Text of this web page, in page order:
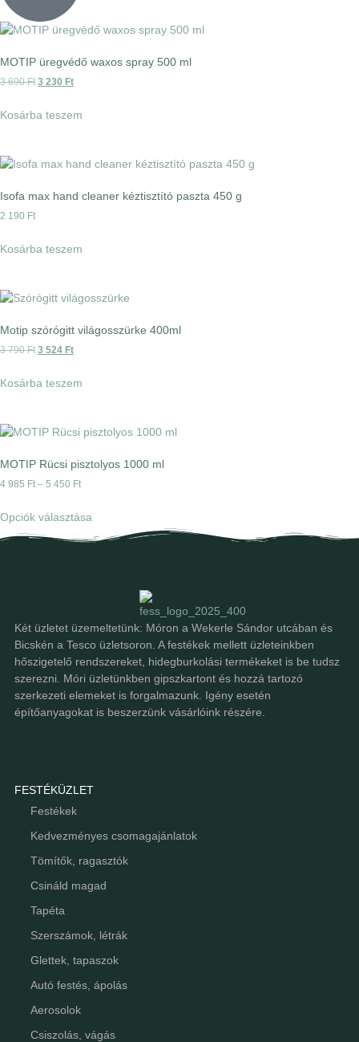
MOTIP üregvédő waxos spray 500 ml
3 690Ft 3 230 Ft
Kosárba teszem
Isofa max hand cleaner kéztisztító paszta 450 g
2 190 Ft
Kosárba teszem
Motip szórógitt világosszürke 400ml
3 790Ft 3 524 Ft
Kosárba teszem
MOTIP Rücsi pisztolyos 1000 ml
4 985 Ft – 5 450 Ft
Opciók választása
Két üzletet üzemeltetünk: Móron a Wekerle Sándor utcában és
Bicskén a Tesco üzletsoron. A festékek mellett üzleteinkben
hőszigetelő rendszereket, hidegburkolási termékeket is be tudsz
szerezni. Móri üzletünkben gipszkartont és hozzá tartozó
szerkezeti elemeket is forgalmazunk. Igény esetén
építőanyagokat is beszerzünk vásárlóink részére.
FESTÉKÜZLET
Festékek
Kedvezményes csomagajánlatok
Tömítők, ragasztók
Csináld magad
Tapéta
Szerszámok, létrák
Glettek, tapaszok
Autó festés, ápolás
Aerosolok
Csiszolás, vágás